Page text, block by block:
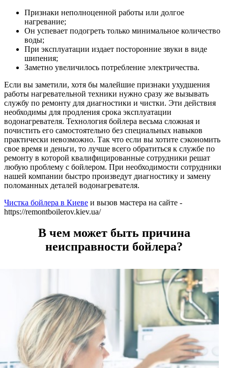
Признаки неполноценной работы или долгое
нагревание;
Он успевает подогреть только минимальное количество
воды;
При эксплуатации издает посторонние звуки в виде
шипения;
Заметно увеличилось потребление электричества.
Если вы заметили, хотя бы малейшие признаки ухудшения
работы нагревательной техники нужно сразу же вызывать
службу по ремонту для диагностики и чистки. Эти действия
необходимы для продления срока эксплуатации
водонагревателя. Технология бойлера весьма сложная и
почистить его самостоятельно без специальных навыков
практически невозможно. Так что если вы хотите сэкономить
свое время и деньги, то лучше всего обратиться к службе по
ремонту в которой квалифицированные сотрудники решат
любую проблему с бойлером. При необходимости сотрудники
нашей компании быстро произведут диагностику и замену
поломанных деталей водонагревателя.
Чистка бойлера в Киеве и вызов мастера на сайте -
https://remontboilerov.kiev.ua/
В чем может быть причина
неисправности бойлера?